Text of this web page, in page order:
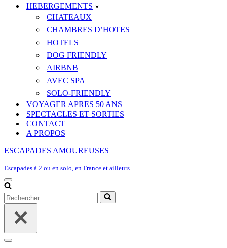
HEBERGEMENTS
CHATEAUX
CHAMBRES D’HOTES
HOTELS
DOG FRIENDLY
AIRBNB
AVEC SPA
SOLO-FRIENDLY
VOYAGER APRES 50 ANS
SPECTACLES ET SORTIES
CONTACT
A PROPOS
ESCAPADES AMOUREUSES
Escapades à 2 ou en solo, en France et ailleurs
Menu
de
navigation
Rechercher...
Menu